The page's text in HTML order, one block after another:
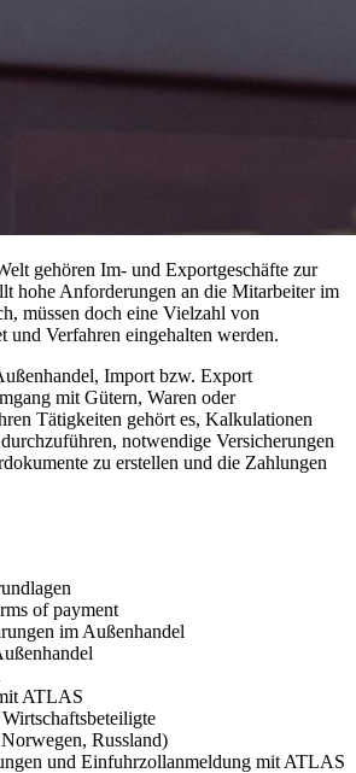
gehören Im- und Exportgeschäfte zur
hohe Anforderungen an die Mitarbeiter im
müssen doch eine Vielzahl von
und Verfahren eingehalten werden.
Import bzw. Export
mit Gütern, Waren oder
Tätigkeiten gehört es, Kalkulationen
notwendige Versicherungen
zu erstellen und die Zahlungen
of payment
im Außenhandel
ATLAS
Russland)
und Einfuhrzollanmeldung mit ATLAS